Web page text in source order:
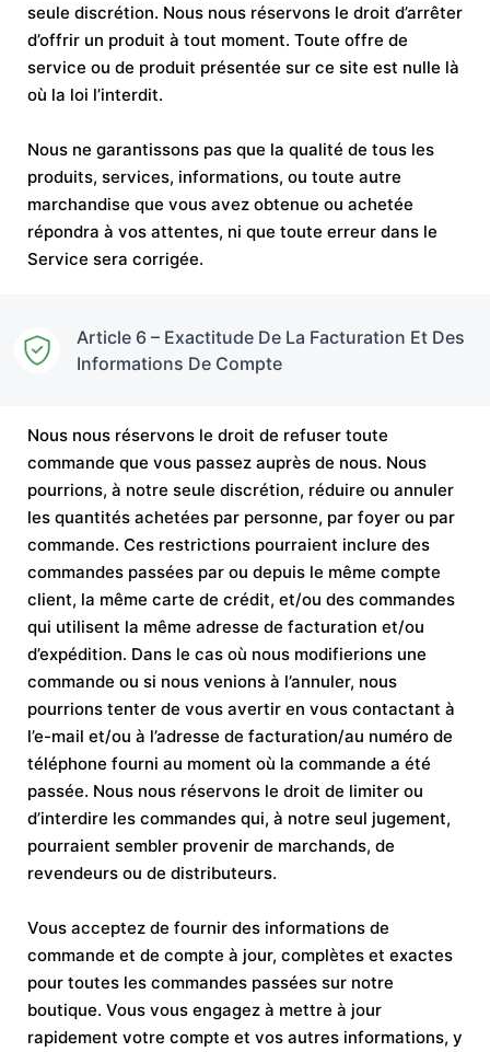
seule discrétion. Nous nous réservons le droit d’arrêter
d’offrir un produit à tout moment. Toute offre de
service ou de produit présentée sur ce site est nulle là
où la loi l’interdit.
Nous ne garantissons pas que la qualité de tous les
produits, services, informations, ou toute autre
marchandise que vous avez obtenue ou achetée
répondra à vos attentes, ni que toute erreur dans le
Service sera corrigée.
Article 6 – Exactitude De La Facturation Et Des
Informations De Compte
Nous nous réservons le droit de refuser toute
commande que vous passez auprès de nous. Nous
pourrions, à notre seule discrétion, réduire ou annuler
les quantités achetées par personne, par foyer ou par
commande. Ces restrictions pourraient inclure des
commandes passées par ou depuis le même compte
client, la même carte de crédit, et/ou des commandes
qui utilisent la même adresse de facturation et/ou
d’expédition. Dans le cas où nous modifierions une
commande ou si nous venions à l’annuler, nous
pourrions tenter de vous avertir en vous contactant à
l’e-mail et/ou à l’adresse de facturation/au numéro de
téléphone fourni au moment où la commande a été
passée. Nous nous réservons le droit de limiter ou
d’interdire les commandes qui, à notre seul jugement,
pourraient sembler provenir de marchands, de
revendeurs ou de distributeurs.
Vous acceptez de fournir des informations de
commande et de compte à jour, complètes et exactes
pour toutes les commandes passées sur notre
boutique. Vous vous engagez à mettre à jour
rapidement votre compte et vos autres informations, y